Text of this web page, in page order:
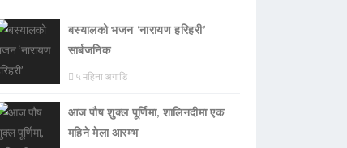
बस्यालको भजन ‘नारायण हरिहरी’
सार्बजनिक
५ महिना अगाडि
आज पौष शुक्ल पूर्णिमा, शालिनदीमा एक
महिने मेला आरम्भ